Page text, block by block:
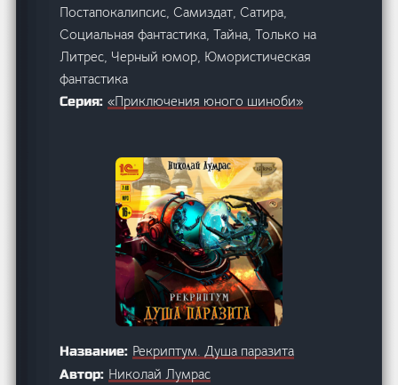
Постапокалипсис, Самиздат, Сатира,
Социальная фантастика, Тайна, Только на
Литрес, Черный юмор, Юмористическая
фантастика
Серия:«Приключения юного шиноби»
Название: Рекриптум. Душа паразита
Автор: Николай Лумрас